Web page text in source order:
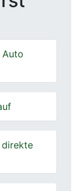
Auto
direkte